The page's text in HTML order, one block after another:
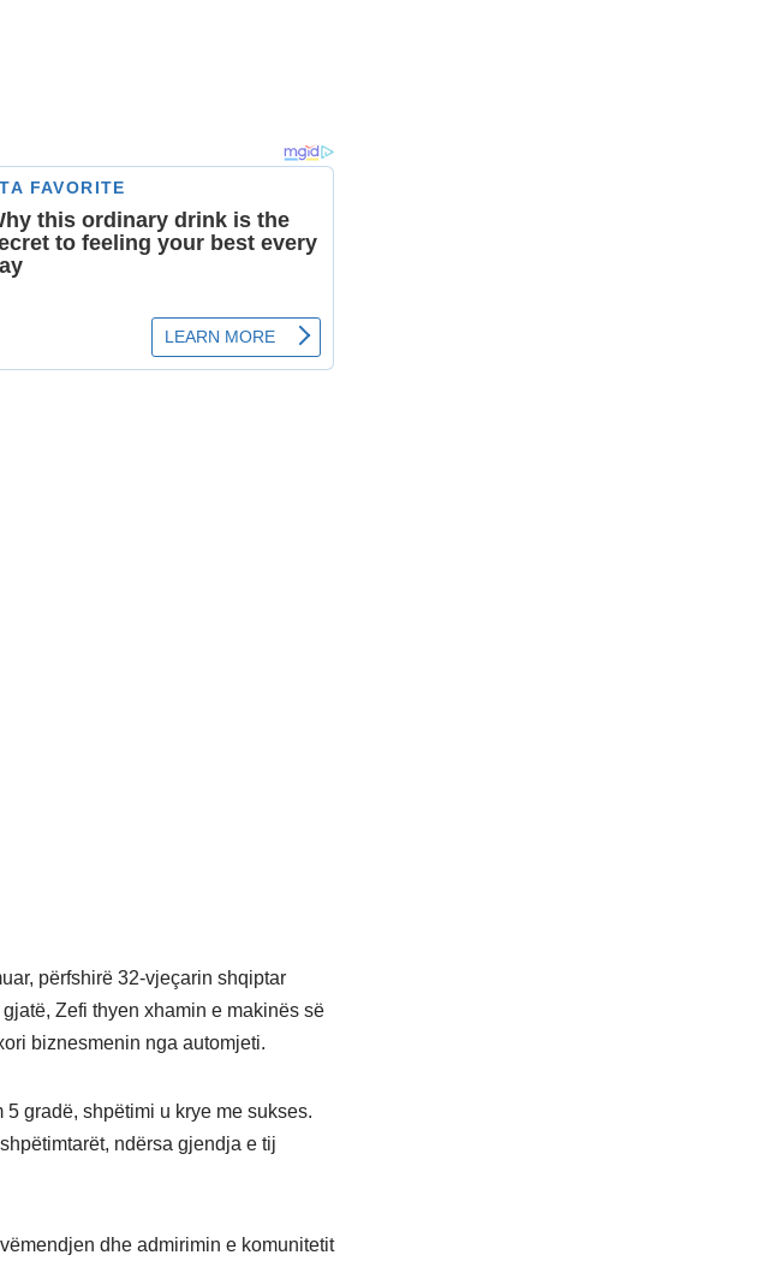
përfshirë 32-vjeçarin shqiptar
Zefi thyen xhamin e makinës së
biznesmenin nga automjeti.
gradë, shpëtimi u krye me sukses.
ndërsa gjendja e tij
dhe admirimin e komunitetit